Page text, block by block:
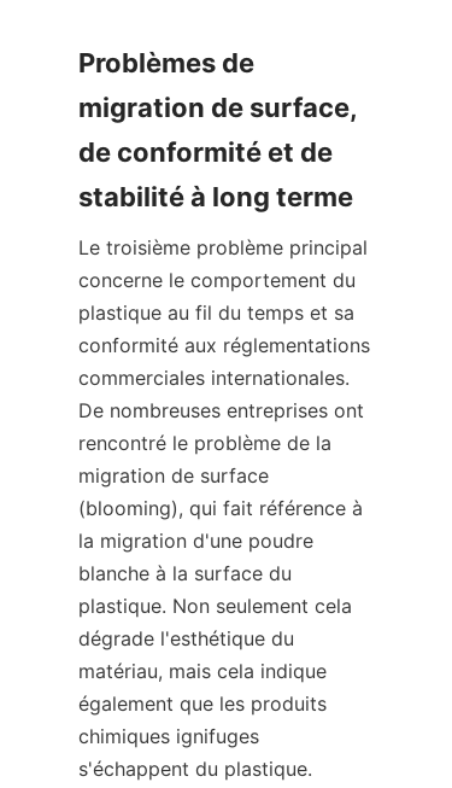
Problèmes de
migration de surface,
de conformité et de
stabilité à long terme
Le troisième problème principal
concerne le comportement du
plastique au fil du temps et sa
conformité aux réglementations
commerciales internationales.
De nombreuses entreprises ont
rencontré le problème de la
migration de surface
(blooming), qui fait référence à
la migration d'une poudre
blanche à la surface du
plastique. Non seulement cela
dégrade l'esthétique du
matériau, mais cela indique
également que les produits
chimiques ignifuges
s'échappent du plastique.